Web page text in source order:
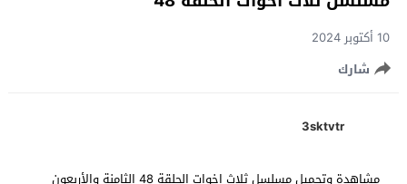
10 أكتوبر 2024
شارك
3sktvtr
مشاهدة وتحميل مسلسل ثلاث اخوات الحلقة 48 الثامنة والأربعون